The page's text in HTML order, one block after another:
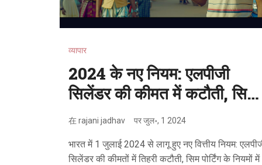
व्यापार
2024 के नए नियम: एलपीजी
सिलेंडर की कीमत में कटौती, सिम
पोर्ट प्रक्रिया में बदलाव और
अधिक
在rajani jadhav परजुल॰, 1 2024
भारत में 1 जुलाई 2024 से लागू हुए नए वित्तीय नियम:
सिलेंडर की कीमतों में तिहरी कटौती, सिम पोर्टिंग के नियमों में